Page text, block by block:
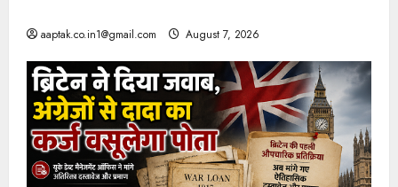
aaptak.co.in1@gmail.com August 7, 2026